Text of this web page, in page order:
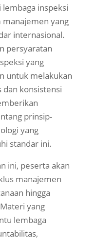
inspeksi
yang
internasional.
persyaratan
yang
untuk melakukan
dan konsistensi
prinsip-
yang
standar ini.
ini, peserta akan
manajemen
hingga
yang
lembaga